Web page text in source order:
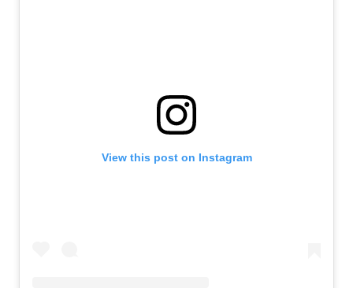
View this post on Instagram